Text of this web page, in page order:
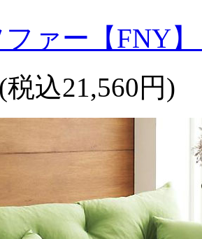
ァー【FNY
税込21,560円)